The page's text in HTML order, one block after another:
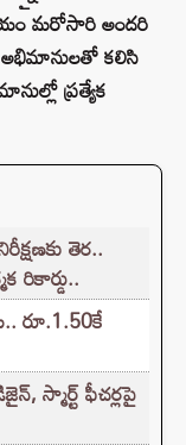
మరోసారి అందరి
అభిమానులతో కలిసి
ప్రత్యేక
తెర..
రికార్డు..
రూ.1.50కే
స్మార్ట్ ఫీచర్లపై